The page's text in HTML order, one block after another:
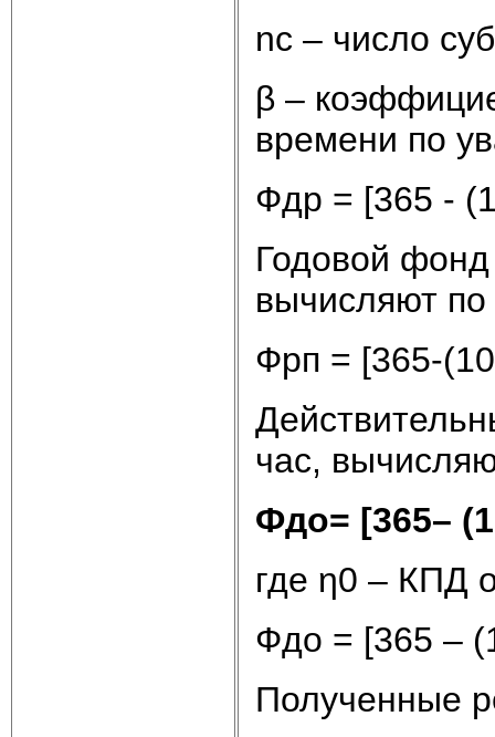
nс – число
β –
времени по
Фдр = [365 -
Годовой
вычисляют
Фрп = [365-
час,
Фдо= [365–
где η0 – КПД
Фдо = [365 –
Полученные